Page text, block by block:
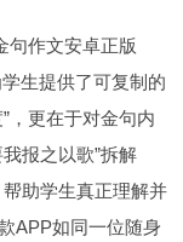
句作文安卓正版
生提供了可复制的
，更在于对金句内
报之以歌”拆解
助学生真正理解并
APP如同一位随身